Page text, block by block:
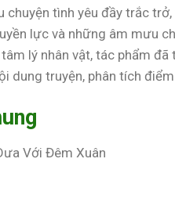
chuyện tình yêu đầy trắc
lực và những âm mưu
lý nhân vật, tác phẩm
dung truyện, phân tích
Với Đêm Xuân